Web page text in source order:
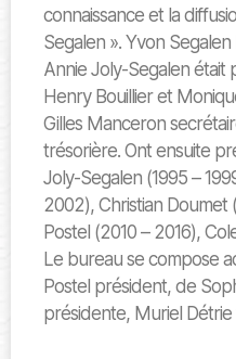
connaissance et la
Segalen ». Yvon Segalen
Annie Joly-Segalen était
Henry Bouillier et
Gilles Manceron
trésorière. Ont ensuite
Joly-Segalen (1995 –
2002), Christian Doumet
Postel (2010 – 2016),
Le bureau se compose
Postel président, de
présidente, Muriel